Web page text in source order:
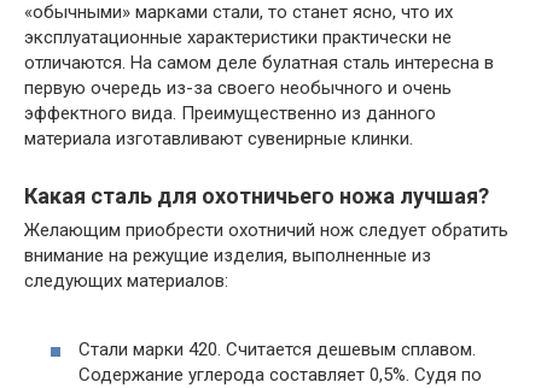
«обычными» марками стали, то станет ясно, что их
эксплуатационные характеристики практически не
отличаются. На самом деле булатная сталь интересна в
первую очередь из-за своего необычного и очень
эффектного вида. Преимущественно из данного
материала изготавливают сувенирные клинки.
Какая сталь для охотничьего ножа лучшая?
Желающим приобрести охотничий нож следует обратить
внимание на режущие изделия, выполненные из
следующих материалов:
Стали марки 420. Считается дешевым сплавом.
Содержание углерода составляет 0,5%. Судя по